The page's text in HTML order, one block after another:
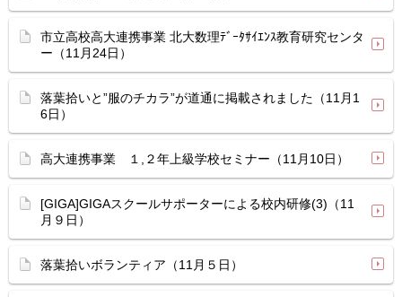
市立高校高大連携事業 北大数理ﾃﾞｰﾀｻｲｴﾝｽ教育研究センタ
ー（11月24日）
落葉拾いと”服のチカラ”が道通に掲載されました（11月1
6日）
高大連携事業 １,２年上級学校セミナー（11月10日）
[GIGA]GIGAスクールサポーターによる校内研修(3)（11
月９日）
落葉拾いボランティア（11月５日）